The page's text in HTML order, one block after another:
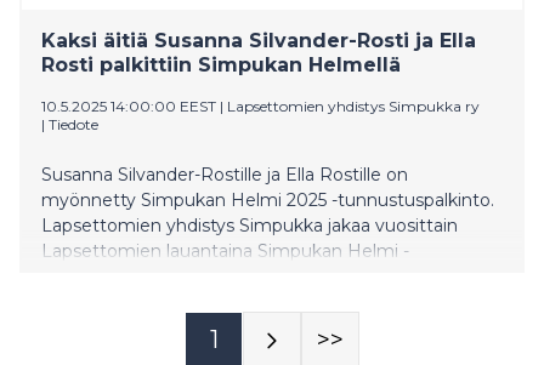
Kaksi äitiä Susanna Silvander-Rosti ja Ella
Rosti palkittiin Simpukan Helmellä
10.5.2025 14:00:00 EEST | Lapsettomien yhdistys Simpukka ry
| Tiedote
Susanna Silvander-Rostille ja Ella Rostille on
myönnetty Simpukan Helmi 2025 -tunnustuspalkinto.
Lapsettomien yhdistys Simpukka jakaa vuosittain
Lapsettomien lauantaina Simpukan Helmi -
kokeneiden hyvinvointia ja asemaa yhteiskunnassa.
Nooa Sammalkäpy sai kunniamaininnan Yksin isäksi -
1 >>